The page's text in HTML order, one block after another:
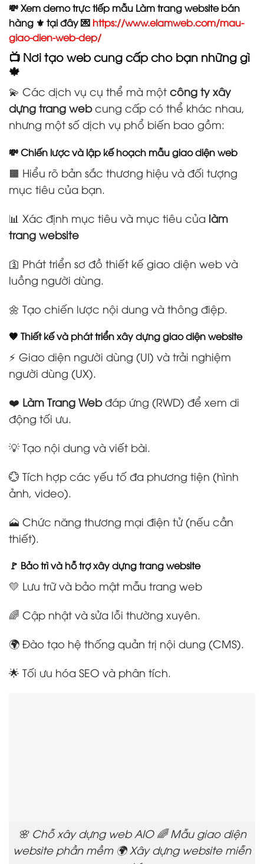
💸 Xem demo trực tiếp mẫu Làm trang website bán
hàng ⚜️ tại đây 💌 https://www.elamweb.com/mau-
giao-dien-web-dep/
📺 Nơi tạo web cung cấp cho bạn những gì
🍁
💫 Các dịch vụ cụ thể mà một công ty xây
dựng trang webcung cấp có thể khác nhau,
nhưng một số dịch vụ phổ biến bao gồm:
💸 Chiến lược và lập kế hoạch mẫu giao diện web
🟧 Hiểu rõ bản sắc thương hiệu và đối tượng
mục tiêu của bạn.
📊 Xác định mục tiêu và mục tiêu của làm
trang website
🛐 Phát triển sơ đồ thiết kế giao diện web và
luồng người dùng.
🌼 Tạo chiến lược nội dung và thông điệp.
🤎 Thiết kế và phát triển xây dựng giao diện website
⚡ Giao diện người dùng (UI) và trải nghiệm
người dùng (UX).
❤️ Làm Trang Webđáp ứng (RWD) để xem di
động tối ưu.
💡 Tạo nội dung và viết bài.
💮 Tích hợp các yếu tố đa phương tiện (hình
ảnh, video).
🗻 Chức năng thương mại điện tử (nếu cần
thiết).
🚩 Bảo trì và hỗ trợ xây dựng trang website
💛 Lưu trữ và bảo mật mẫu trang web
🌈 Cập nhật và sửa lỗi thường xuyên.
🌍 Đào tạo hệ thống quản trị nội dung (CMS).
🌟 Tối ưu hóa SEO và phân tích.
🌸 Chỗ xây dựng web AIO 🌈 Mẫu giao diện
website phần mềm 🌍 Xây dựng website miễn